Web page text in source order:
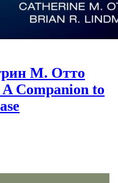
М. Отто
Companion to